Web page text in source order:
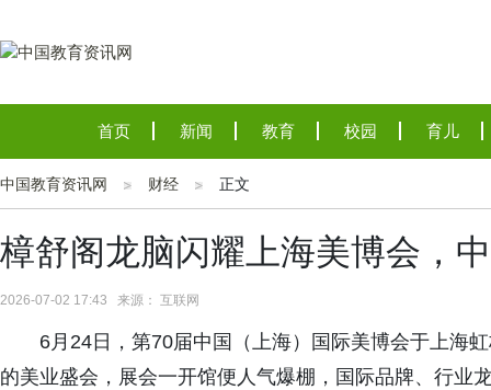
首页 新闻 教育 校园 育儿
中国教育资讯网 财经 正文
樟舒阁龙脑闪耀上海美博会，
2026-07-02 17:43 来源： 互联网
6月24日，第70届中国（上海）国际美博会于上海
的美业盛会，展会一开馆便人气爆棚，国际品牌、行业